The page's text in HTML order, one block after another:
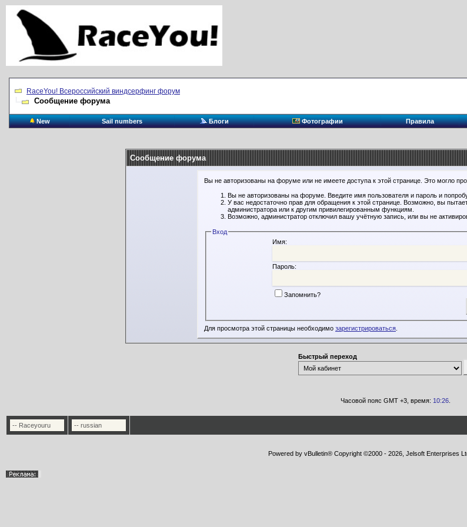
RaceYou! Всероссийский виндсерфинг форум
Сообщение форума
New Sail numbers Блоги Фотографии Правила
Сообщение форума
Вы не авторизованы на форуме или не имеете доступа к этой странице. Это могло
Вы не авторизованы на форуме. Введите имя пользователя и пароль и
У вас недостаточно прав для обращения к этой странице. Возможно, вы
администратора или к другим привилегированным функциям.
Возможно, администратор отключил вашу учётную запись, или вы не
Вход
Имя:
Пароль:
Запомнить?
Для просмотра этой страницы необходимо зарегистрироваться
Быстрый переход
Часовой пояс GMT +3, время: 10:26.
Powered by vBulletin® Copyright ©2000 - 2026, Jelsoft Enterprises